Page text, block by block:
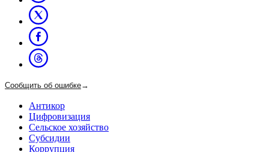
Сообщить об ошибке→
Антикор
Цифровизация
Сельское хозяйство
Субсидии
Коррупция